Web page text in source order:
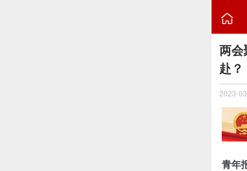

两会
赴？
2023-
青年